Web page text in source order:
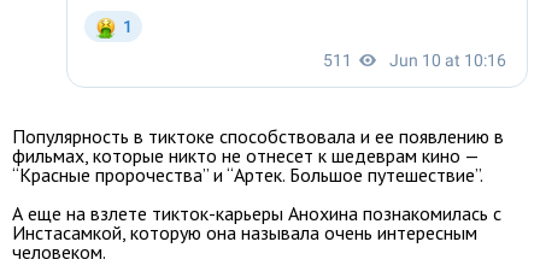
Популярность в тиктоке способствовала и ее появлению в
фильмах, которые никто не отнесет к шедеврам кино —
“Красные пророчества” и “Артек. Большое путешествие”.
А еще на взлете тикток-карьеры Анохина познакомилась с
Инстасамкой, которую она называла очень интересным
человеком.